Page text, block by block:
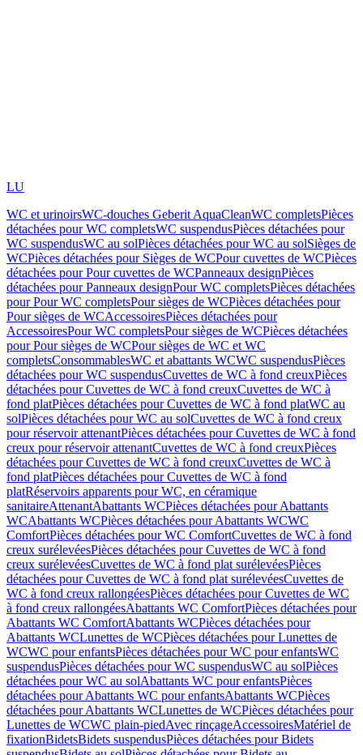
LU
WC et urinoirsWC-douches Geberit AquaCleanWC completsPièces
détachées pour WC completsWC suspendusPièces détachées pour
WC suspendusWC au solPièces détachées pour WC au solSièges de
WCPièces détachées pour Sièges de WCPour cuvettes de WCPièces
détachées pour Pour cuvettes de WCPanneaux designPièces
détachées pour Panneaux designPour WC completsPièces détachées
pour Pour WC completsPour sièges de WCPièces détachées pour
Pour sièges de WCAccessoiresPièces détachées pour
AccessoiresPour WC completsPour sièges de WCPièces détachées
pour Pour sièges de WCPour sièges de WC et WC
completsConsommablesWC et abattants WCWC suspendusPièces
détachées pour WC suspendusCuvettes de WC à fond creuxPièces
détachées pour Cuvettes de WC à fond creuxCuvettes de WC à
fond platPièces détachées pour Cuvettes de WC à fond platWC au
solPièces détachées pour WC au solCuvettes de WC à fond creux
pour réservoir attenantPièces détachées pour Cuvettes de WC à fond
creux pour réservoir attenantCuvettes de WC à fond creuxPièces
détachées pour Cuvettes de WC à fond creuxCuvettes de WC à
fond platPièces détachées pour Cuvettes de WC à fond
platRéservoirs apparents pour WC, en céramique
sanitaireAttenantAbattants WCPièces détachées pour Abattants
WCAbattants WCPièces détachées pour Abattants WCWC
ComfortPièces détachées pour WC ComfortCuvettes de WC à fond
creux surélevéesPièces détachées pour Cuvettes de WC à fond
creux surélevéesCuvettes de WC à fond plat surélevéesPièces
détachées pour Cuvettes de WC à fond plat surélevéesCuvettes de
WC à fond creux rallongéesPièces détachées pour Cuvettes de WC
à fond creux rallongéesAbattants WC ComfortPièces détachées pour
Abattants WC ComfortAbattants WCPièces détachées pour
Abattants WCLunettes de WCPièces détachées pour Lunettes de
WCWC pour enfantsPièces détachées pour WC pour enfantsWC
suspendusPièces détachées pour WC suspendusWC au solPièces
détachées pour WC au solAbattants WC pour enfantsPièces
détachées pour Abattants WC pour enfantsAbattants WCPièces
détachées pour Abattants WCLunettes de WCPièces détachées pour
Lunettes de WCWC plain-piedAvec rinçageAccessoiresMatériel de
fixationBidetsBidets suspendusPièces détachées pour Bidets